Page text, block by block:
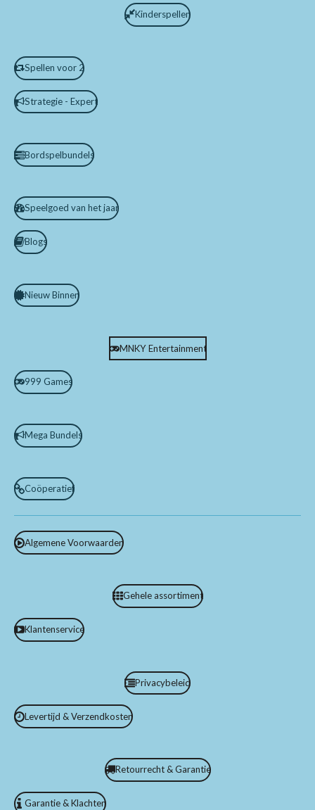
Kinderspellen
Spellen voor 2
Strategie - Expert
Bordspelbundels
Speelgoed van het jaar
Blogs
Nieuw Binnen
MNKY Entertainment
999 Games
Mega Bundels
Coöperatief
Algemene Voorwaarden
Gehele assortiment
Klantenservice
Privacybeleid
Levertijd & Verzendkosten
Retourrecht & Garantie
Garantie & Klachten